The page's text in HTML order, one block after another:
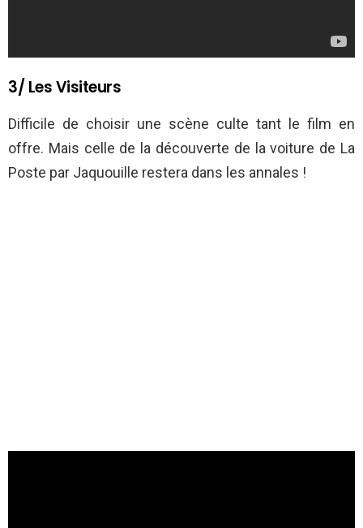
3/ Les Visiteurs
Difficile de choisir une scène culte tant le film en
offre. Mais celle de la découverte de la voiture de La
Poste par Jaquouille restera dans les annales !